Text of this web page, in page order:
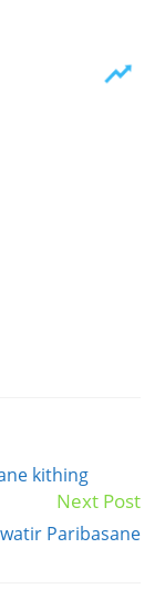
kithing
Next Post
Paribasane